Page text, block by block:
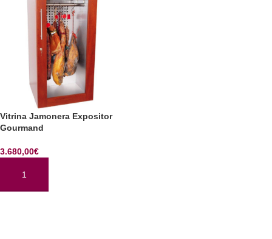
Vitrina Jamonera Expositor
Gourmand
3.680,00€
AÑADIR AL CARRITO